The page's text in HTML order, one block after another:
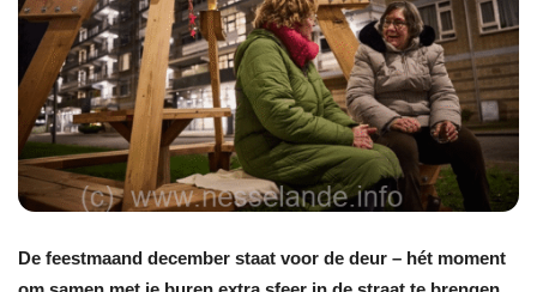
De feestmaand december staat voor de deur – hét moment